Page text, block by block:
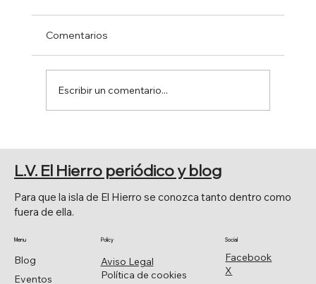
FERIA DE AGOSTO 2026
Comentarios
Escribir un comentario...
Facebook
X
Social
Aviso Legal
Política de cookies
Policy
Blog
Eventos
Menu
Para que la isla de El Hierro se conozca tanto dentro como
fuera de ella.
L.V. El Hierro periódico y blog